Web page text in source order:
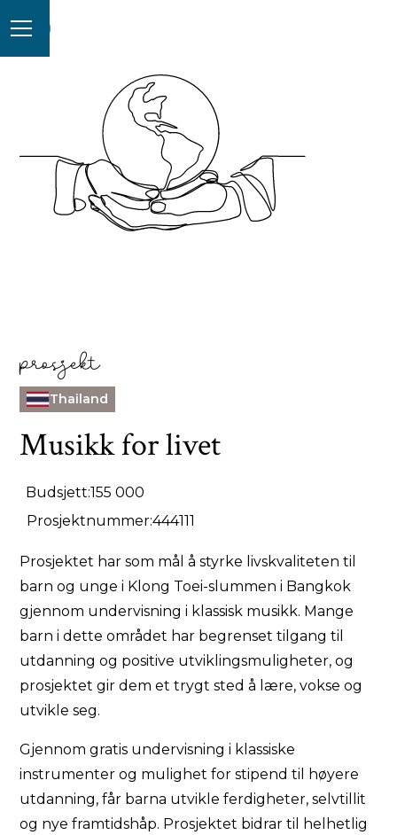
prosjekt
Thailand
Musikk for livet
Budsjett:155 000
Prosjektnummer:444111
Prosjektet har som mål å styrke livskvaliteten til
barn og unge i Klong Toei-slummen i Bangkok
gjennom undervisning i klassisk musikk. Mange
barn i dette området har begrenset tilgang til
utdanning og positive utviklingsmuligheter, og
prosjektet gir dem et trygt sted å lære, vokse og
utvikle seg.
Gjennom gratis undervisning i klassiske
instrumenter og mulighet for stipend til høyere
utdanning, får barna utvikle ferdigheter, selvtillit
og nye framtidshåp. Prosjektet bidrar til helhetlig